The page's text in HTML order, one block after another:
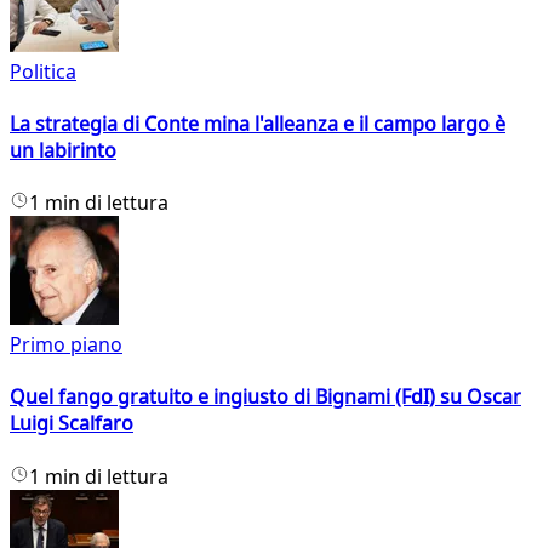
Politica
La strategia di Conte mina l'alleanza e il campo largo è
un labirinto
1 min di lettura
Primo piano
Quel fango gratuito e ingiusto di Bignami (FdI) su Oscar
Luigi Scalfaro
1 min di lettura